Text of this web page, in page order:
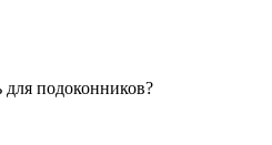
подоконников?